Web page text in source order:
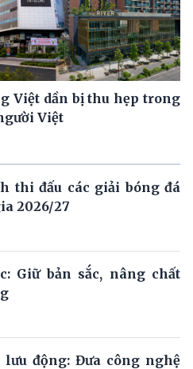
Việt dần bị thu hẹp trong
Việt
thi đấu các giải bóng đá
2026/27
Giữ bản sắc, nâng chất
lưu động: Đưa công nghệ